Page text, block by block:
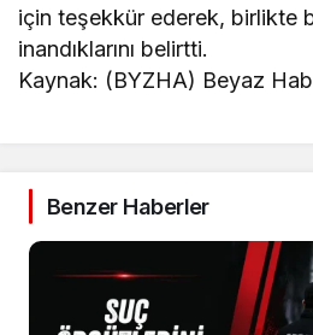
için teşekkür ederek, birlikte
inandıklarını belirtti.
Kaynak: (BYZHA) Beyaz
Benzer Haberler